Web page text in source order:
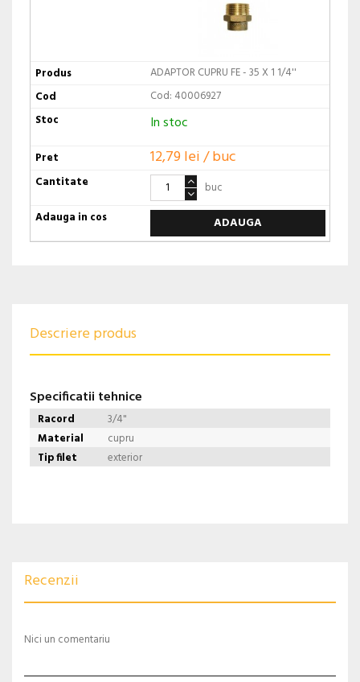
ADAPTOR CUPRU FE - 35 X 1 1/4''
Cod: 40006927
In stoc
12,79 lei / buc
buc
ADAUGA
Descriere produs
Specificatii tehnice
Racord
3/4"
Material
cupru
Tip filet
exterior
Recenzii
Nici un comentariu